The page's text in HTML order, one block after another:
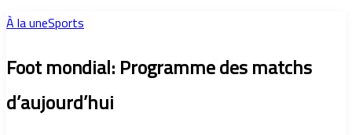
À la uneSports
Foot mondial: Programme des matchs
d’aujourd’hui